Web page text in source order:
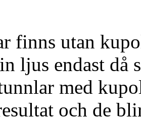
finns utan
ljus endast då
med
och de